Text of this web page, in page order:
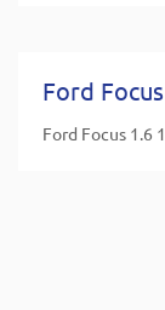
Ford
Ford Focus 1.6